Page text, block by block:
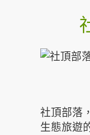
社頂部落
生態旅遊